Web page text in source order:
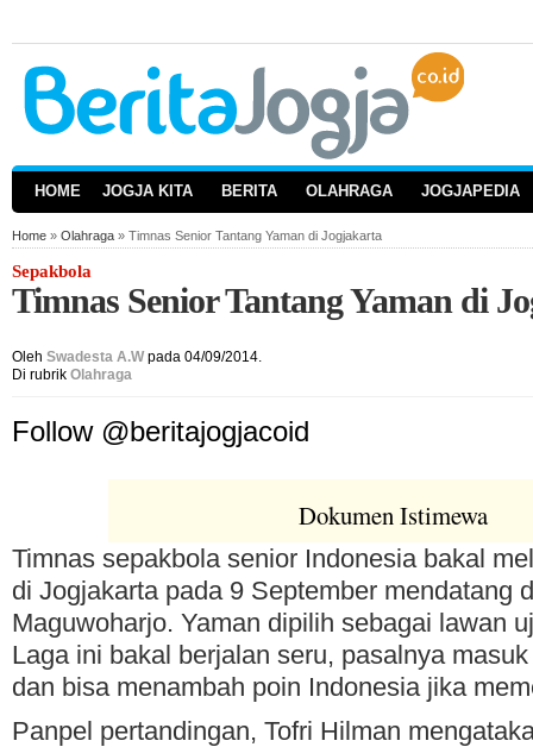
HOME JOGJA KITA BERITA OLAHRAGA JOGJAPEDIA
Home » Olahraga » Timnas Senior Tantang Yaman di Jogjakarta
Sepakbola
Timnas Senior Tantang Yaman di
Oleh Swadesta A.W pada 04/09/2014.
Di rubrik Olahraga
Follow @beritajogjacoid
Dokumen Istimewa
Timnas sepakbola senior Indonesia bakal
di Jogjakarta pada 9 September mendatang
Maguwoharjo. Yaman dipilih sebagai lawan
Laga ini bakal berjalan seru, pasalnya
dan bisa menambah poin Indonesia jika
Panpel pertandingan, Tofri Hilman